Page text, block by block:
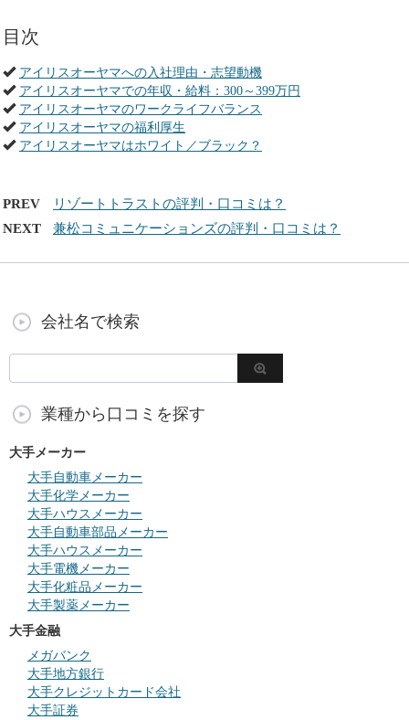
目次
アイリスオーヤマへの入社理由・志望動機
アイリスオーヤマでの年収・給料：300～399万円
アイリスオーヤマのワークライフバランス
アイリスオーヤマの福利厚生
アイリスオーヤマはホワイト／ブラック？
PREV
リゾートトラストの評判・口コミは？
NEXT
兼松コミュニケーションズの評判・口コミは？
会社名で検索
業種から口コミを探す
大手メーカー
大手自動車メーカー
大手化学メーカー
大手ハウスメーカー
大手自動車部品メーカー
大手ハウスメーカー
大手電機メーカー
大手化粧品メーカー
大手製薬メーカー
大手金融
メガバンク
大手地方銀行
大手クレジットカード会社
大手証券